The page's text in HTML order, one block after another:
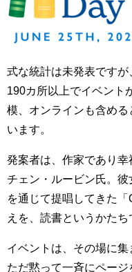
式な統計は未発表です
190カ所以上でイベント
模、オンラインも含め
います。
発案者は、作家であり
チェン・ルービン氏。
を通じて提唱してきた
えを、読書というかたち
イベントは、その場に集
ただ黙って一斉にペー